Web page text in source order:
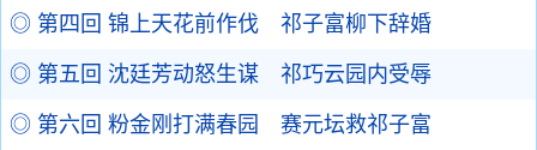
◎ 第四回 锦上天花前作伐 祁子富柳下辞婚
◎ 第五回 沈廷芳动怒生谋 祁巧云园内受辱
◎ 第六回 粉金刚打满春园 赛元坛救祁子富